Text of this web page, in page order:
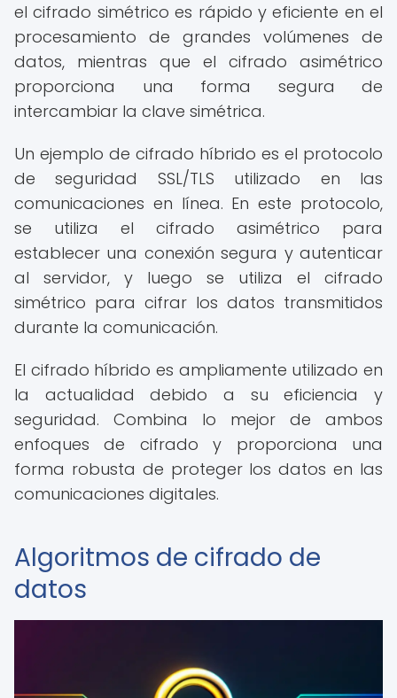
el cifrado simétrico es rápido y eficiente en el
procesamiento de grandes volúmenes de
datos, mientras que el cifrado asimétrico
proporciona una forma segura de
intercambiar la clave simétrica.
Un ejemplo de cifrado híbrido es el protocolo
de seguridad SSL/TLS utilizado en las
comunicaciones en línea. En este protocolo,
se utiliza el cifrado asimétrico para
establecer una conexión segura y autenticar
al servidor, y luego se utiliza el cifrado
simétrico para cifrar los datos transmitidos
durante la comunicación.
El cifrado híbrido es ampliamente utilizado en
la actualidad debido a su eficiencia y
seguridad. Combina lo mejor de ambos
enfoques de cifrado y proporciona una
forma robusta de proteger los datos en las
comunicaciones digitales.
Algoritmos de cifrado de
datos